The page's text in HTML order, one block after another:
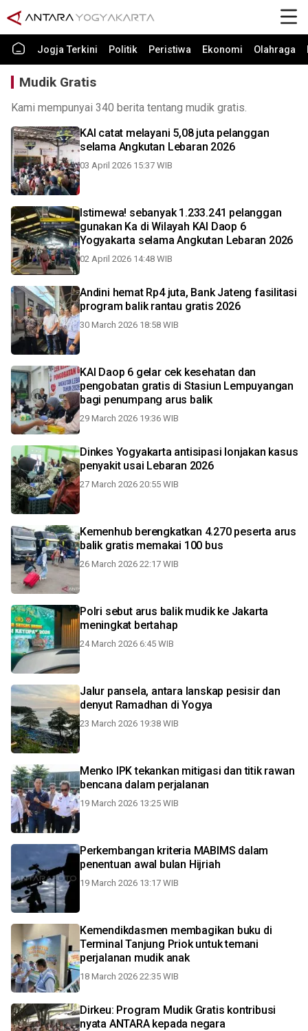
Jogja Terkini Politik Peristiwa Ekonomi Olahraga
Mudik Gratis
Kami mempunyai 340 berita tentang mudik gratis.
KAI catat melayani 5,08 juta pelanggan
selama Angkutan Lebaran 2026
03 April 2026 15:37 WIB
Istimewa! sebanyak 1.233.241 pelanggan
gunakan Ka di Wilayah KAI Daop 6
Yogyakarta selama Angkutan Lebaran 2026
02 April 2026 14:48 WIB
Andini hemat Rp4 juta, Bank Jateng fasilitasi
program balik rantau gratis 2026
30 March 2026 18:58 WIB
KAI Daop 6 gelar cek kesehatan dan
pengobatan gratis di Stasiun Lempuyangan
bagi penumpang arus balik
29 March 2026 19:36 WIB
Dinkes Yogyakarta antisipasi lonjakan kasus
penyakit usai Lebaran 2026
27 March 2026 20:55 WIB
Kemenhub berengkatkan 4.270 peserta arus
balik gratis memakai 100 bus
26 March 2026 22:17 WIB
Polri sebut arus balik mudik ke Jakarta
meningkat bertahap
24 March 2026 6:45 WIB
Jalur pansela, antara lanskap pesisir dan
denyut Ramadhan di Yogya
23 March 2026 19:38 WIB
Menko IPK tekankan mitigasi dan titik rawan
bencana dalam perjalanan
19 March 2026 13:25 WIB
Perkembangan kriteria MABIMS dalam
penentuan awal bulan Hijriah
19 March 2026 13:17 WIB
Kemendikdasmen membagikan buku di
Terminal Tanjung Priok untuk temani
perjalanan mudik anak
18 March 2026 22:35 WIB
Dirkeu: Program Mudik Gratis kontribusi
nyata ANTARA kepada negara